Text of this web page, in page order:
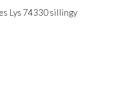
Lys 74330 sillingy